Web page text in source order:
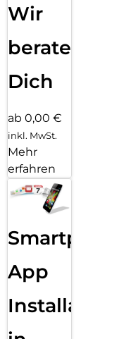
Wir
beraten
Dich
ab 0,00 €
inkl. MwSt.
Mehr
erfahren
Smartphone
App
Installation